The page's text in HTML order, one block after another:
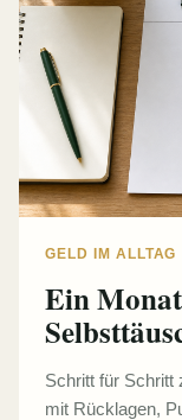
GELD IM ALLTAG
Ein
Schritt für Schritt
mit Rücklagen,